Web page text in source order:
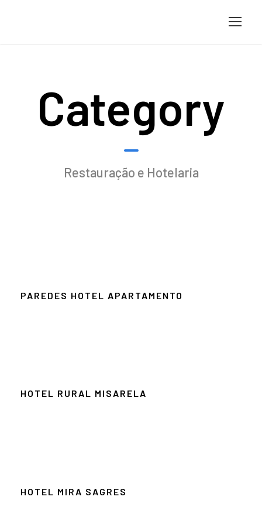
Category
Restauração e Hotelaria
PAREDES HOTEL APARTAMENTO
HOTEL RURAL MISARELA
HOTEL MIRA SAGRES